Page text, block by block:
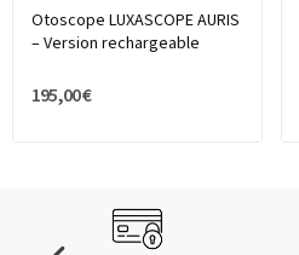
Otoscope LUXASCOPE AURIS
– Version rechargeable
195,00 €